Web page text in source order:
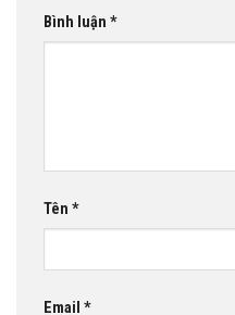
Bình luận *
Tên *
Email *